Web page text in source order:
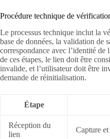
Procédure technique de
Le processus technique inclut la
base de données, la validation de
correspondance avec l’identité de
de ces étapes, le lien doit être
invalide, et l’utilisateur doit être
demande de réinitialisation.
Étape
Réception du
lien
Capture